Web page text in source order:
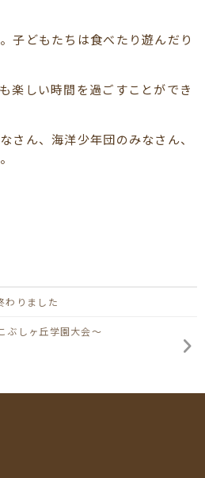
子どもたちは食べたり遊んだり
楽しい時間を過ごすことができ
さん、海洋少年団のみなさん、
わりました
ぶしヶ丘学園大会～